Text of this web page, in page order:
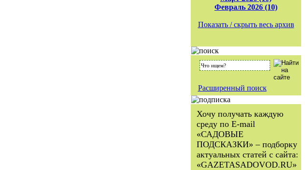
Февраль 2026 (10)
Показать / скрыть весь архив
Расширенный поиск
Хочу получать каждую
среду по E-mail
«САДОВЫЕ
ПОДСКАЗКИ» – подборку
актуальных статей с сайта:
«GAZETASADOVOD.RU»